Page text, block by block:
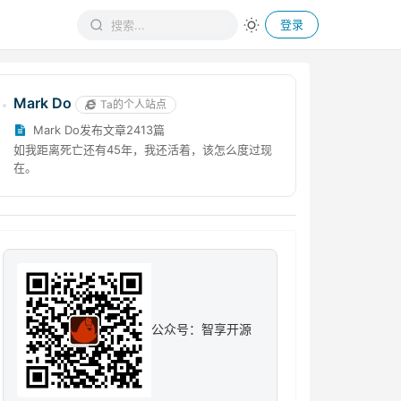
登录
Mark Do Ta的个人站点
Mark Do发布文章2413篇
如我距离死亡还有45年，我还活着，该怎么度过现
在。
公众号：智享开源